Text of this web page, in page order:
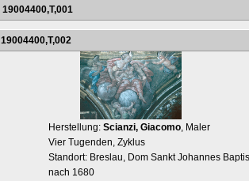
19004400,T,001
19004400,T,002
Herstellung: Scianzi, Giacomo, Maler
Vier Tugenden, Zyklus
Standort: Breslau, Dom Sankt Johannes
nach 1680